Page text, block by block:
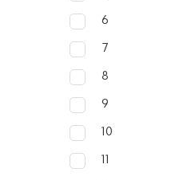
6
7
8
9
10
11